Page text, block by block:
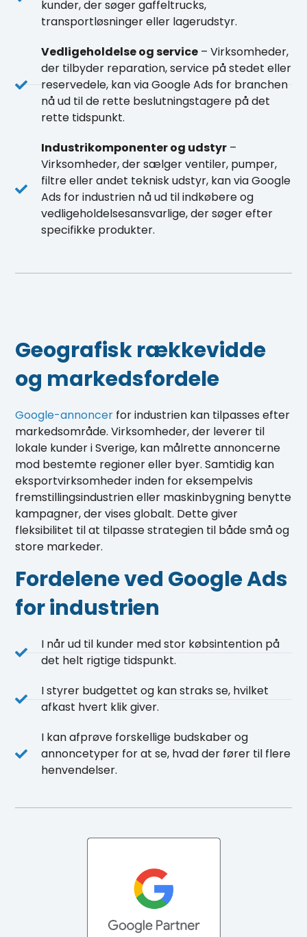
kunder, der søger gaffeltrucks,
transportløsninger eller lagerudstyr.
Vedligeholdelse og service– Virksomheder,
der tilbyder reparation, service på stedet eller
reservedele, kan via Google Ads for branchen
nå ud til de rette beslutningstagere på det
rette tidspunkt.
Industrikomponenter og udstyr–
Virksomheder, der sælger ventiler, pumper,
filtre eller andet teknisk udstyr, kan via Google
Ads for industrien nå ud til indkøbere og
vedligeholdelsesansvarlige, der søger efter
specifikke produkter.
Geografisk rækkevidde
og markedsfordele
Google-annoncer for industrien kan tilpasses efter
markedsområde. Virksomheder, der leverer til
lokale kunder i Sverige, kan målrette annoncerne
mod bestemte regioner eller byer. Samtidig kan
eksportvirksomheder inden for eksempelvis
fremstillingsindustrien eller maskinbygning benytte
kampagner, der vises globalt. Dette giver
fleksibilitet til at tilpasse strategien til både små og
store markeder.
Fordelene ved Google Ads
for industrien
I når ud til kunder med stor købsintention på
det helt rigtige tidspunkt.
I styrer budgettet og kan straks se, hvilket
afkast hvert klik giver.
I kan afprøve forskellige budskaber og
annoncetyper for at se, hvad der fører til flere
henvendelser.